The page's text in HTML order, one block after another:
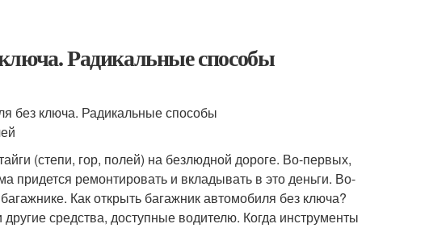
Радикальные способы
(степи, гор, полей) на безлюдной дороге. Во-первых,
придется ремонтировать и вкладывать в это деньги. Во-
Как открыть багажник автомобиля без ключа?
средства, доступные водителю. Когда инструменты